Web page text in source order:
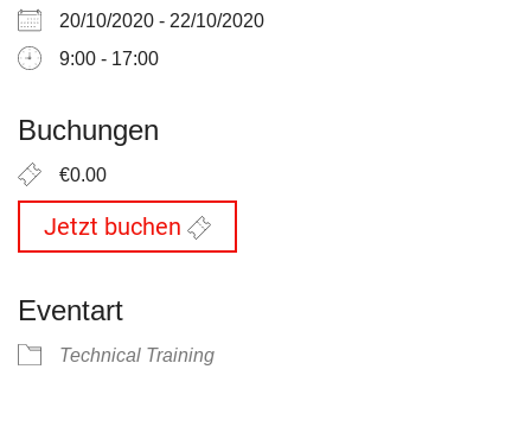
20/10/2020 - 22/10/2020
9:00 - 17:00
Buchungen
€0.00
Jetzt buchen
Eventart
Technical Training